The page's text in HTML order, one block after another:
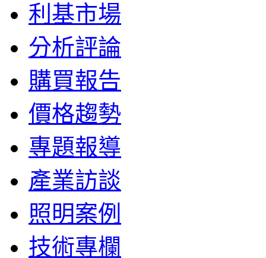
利基市場
分析評論
購買報告
價格趨勢
專題報導
產業訪談
照明案例
技術專欄